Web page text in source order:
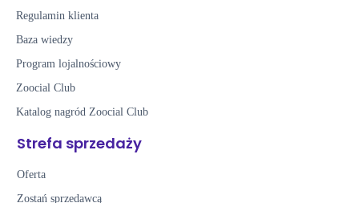
Regulamin klienta
Baza wiedzy
Program lojalnościowy
Zoocial Club
Katalog nagród Zoocial Club
Strefa sprzedaży
Oferta
Zostań sprzedawcą